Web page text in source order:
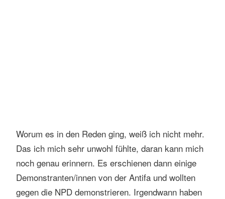
Worum es in den Reden ging, weiß ich nicht mehr.
Das ich mich sehr unwohl fühlte, daran kann mich
noch genau erinnern. Es erschienen dann einige
Demonstranten/innen von der Antifa und wollten
gegen die NPD demonstrieren. Irgendwann haben